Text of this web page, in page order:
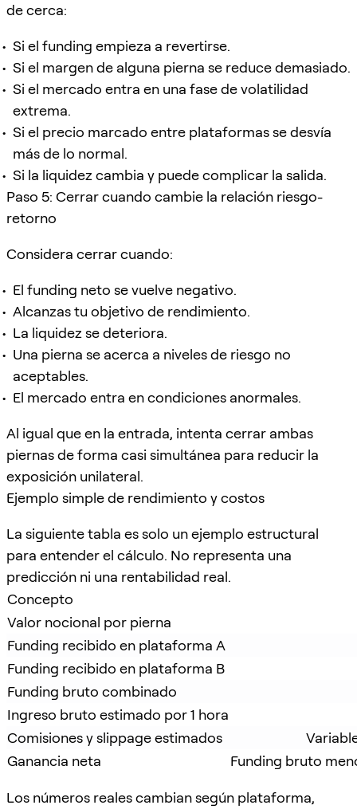
de cerca:
Si el funding empieza a revertirse.
Si el margen de alguna pierna se reduce demasiado.
Si el mercado entra en una fase de volatilidad
extrema.
Si el precio marcado entre plataformas se desvía
más de lo normal.
Si la liquidez cambia y puede complicar la salida.
Paso 5: Cerrar cuando cambie la relación riesgo-
retorno
Considera cerrar cuando:
El funding neto se vuelve negativo.
Alcanzas tu objetivo de rendimiento.
La liquidez se deteriora.
Una pierna se acerca a niveles de riesgo no
aceptables.
El mercado entra en condiciones anormales.
Al igual que en la entrada, intenta cerrar ambas
piernas de forma casi simultánea para reducir la
exposición unilateral.
Ejemplo simple de rendimiento y costos
La siguiente tabla es solo un ejemplo estructural
para entender el cálculo. No representa una
predicción ni una rentabilidad real.
Concepto
Valor nocional por pierna
Funding recibido en plataforma A
Funding recibido en plataforma B
Funding bruto combinado
Ingreso bruto estimado por 1 hora
Comisiones y slippage estimados
Ganancia neta
Funding bruto
Los números reales cambian según plataforma,